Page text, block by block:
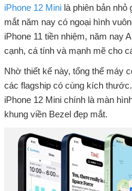
iPhone 12 Minilà phiên bản nhỏ
mắt năm nay có ngoại hình
iPhone 11 tiền nhiệm, năm nay
cạnh, cá tính và mạnh mẽ cho
Nhờ thiết kế này, tổng thể máy
các flagship có cùng kích
iPhone 12 Mini chính là màn
khung viền Bezel đẹp mắt.